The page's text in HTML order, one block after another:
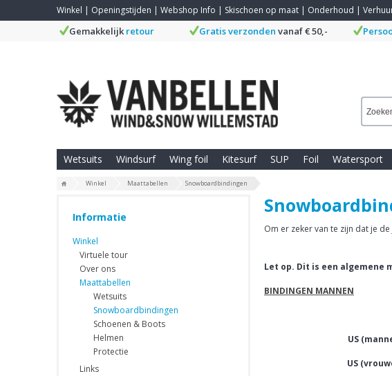
Winkel | Openingstijden | Webshop Info | Skischoen op maat | Onderhoud |
Gemakkelijk retour Gratis verzonden vanaf € 50,-
Wetsuits Windsurf Wing foil Kitesurf SUP Foil Watersport
Winkel Maattabellen Snowboardbindingen
Informatie
Winkel
Virtuele tour
Over ons
Maattabellen
Wetsuits
Snowboardbindingen
Schoenen & Boots
Helmen
Protectie
Links
Om er zeker van te zijn dat je
Let op. Dit is een algemene
BINDINGEN MANNEN
US
US